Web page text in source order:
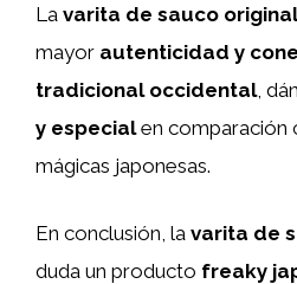
La varita de sauco original
mayor autenticidad y
tradicional occidental,
y especialen comparación
mágicas japonesas.
En conclusión, la varita de
duda un producto freaky